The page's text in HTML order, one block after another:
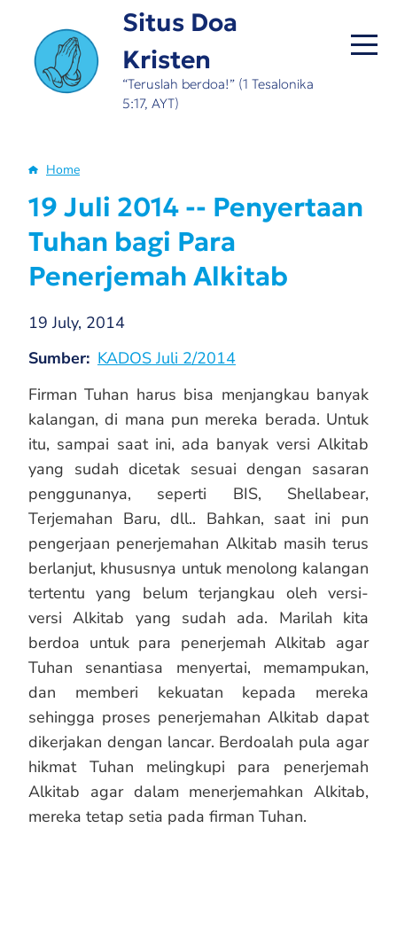
main
content
Situs Doa
Kristen
“Teruslah berdoa!” (1 Tesalonika
5:17, AYT)
Breadcrumb
Home
19 Juli 2014 -- Penyertaan
Tuhan bagi Para
Penerjemah Alkitab
19 July, 2014
Sumber KADOS Juli 2/2014
Firman Tuhan harus bisa menjangkau banyak
kalangan, di mana pun mereka berada. Untuk
itu, sampai saat ini, ada banyak versi Alkitab
yang sudah dicetak sesuai dengan sasaran
penggunanya, seperti BIS, Shellabear,
Terjemahan Baru, dll.. Bahkan, saat ini pun
pengerjaan penerjemahan Alkitab masih terus
berlanjut, khususnya untuk menolong kalangan
tertentu yang belum terjangkau oleh versi-
versi Alkitab yang sudah ada. Marilah kita
berdoa untuk para penerjemah Alkitab agar
Tuhan senantiasa menyertai, memampukan,
dan memberi kekuatan kepada mereka
sehingga proses penerjemahan Alkitab dapat
dikerjakan dengan lancar. Berdoalah pula agar
hikmat Tuhan melingkupi para penerjemah
Alkitab agar dalam menerjemahkan Alkitab,
mereka tetap setia pada firman Tuhan.